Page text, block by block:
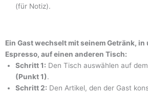
(für Notiz).
Ein Gast wechselt mit seinem Getränk, in
Espresso, auf einen anderen Tisch:
Schritt 1: Den Tisch auswählen auf
(Punkt 1).
Schritt 2: Den Artikel, den der Gast